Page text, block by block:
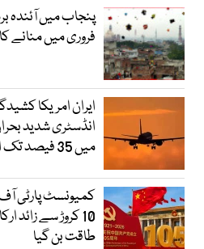
پنجاب میں
فروری میں منانے
ایران امریکا
انڈسٹری شدید
میں 35 فیصد تک اضافہ
10 کروڑ سے زائد
طاقت بن گیا